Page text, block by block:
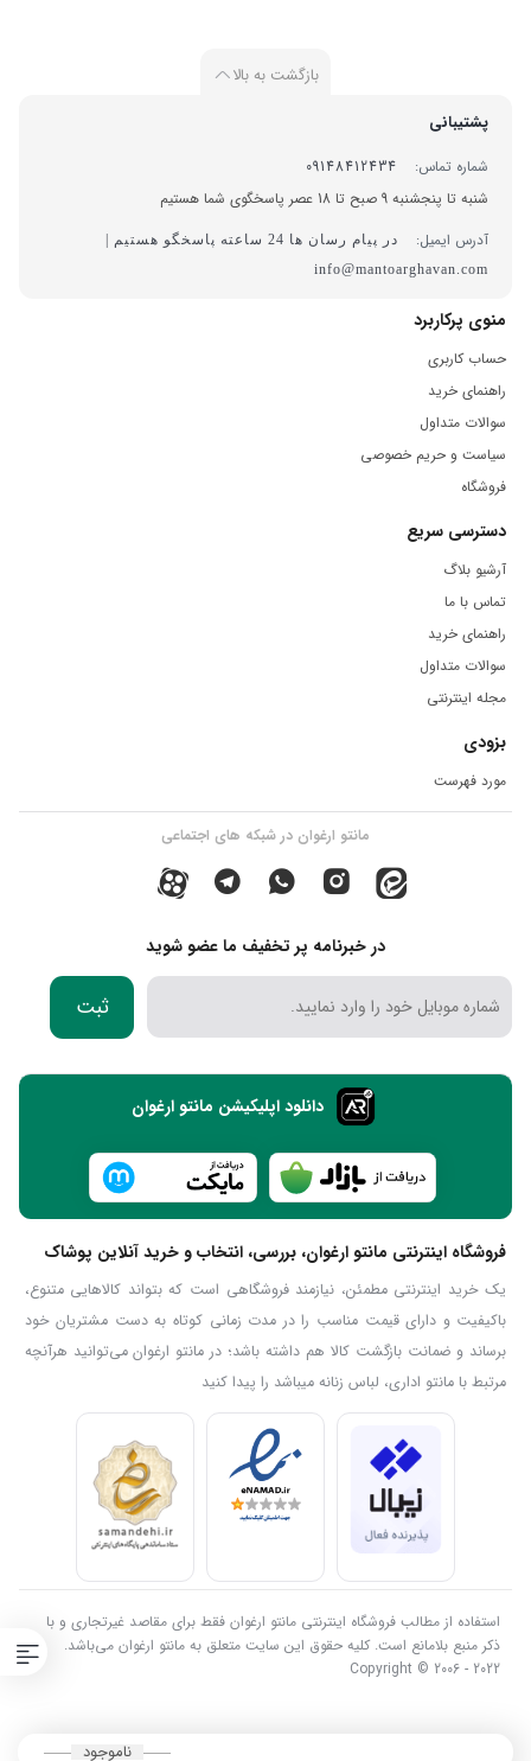
ناموجود
بازگشت به بالا
پشتیبانی
شماره تماس:
09148412434
شنبه تا پنجشنبه 9 صبح تا 18 عصر پاسخگوی شما هستیم
آدرس ایمیل:
در پیام رسان ها 24 ساعته پاسخگو هستیم |
info@mantoarghavan.com
منوی پرکاربرد
حساب کاربری
راهنمای خرید
سوالات متداول
سیاست و حریم خصوصی
فروشگاه
دسترسی سریع
آرشیو بلاگ
تماس با ما
راهنمای خرید
سوالات متداول
مجله اینترنتی
بزودی
مورد فهرست
مانتو ارغوان در شبکه های اجتماعی
در خبرنامه پر تخفیف ما عضو شوید
ثبت
دانلود اپلیکیشن مانتو ارغوان
فروشگاه اینترنتی مانتو ارغوان، بررسی، انتخاب و خرید آنلاین پوشاک
یک خرید اینترنتی مطمئن، نیازمند فروشگاهی است که بتواند کالاهایی متنوع،
باکیفیت و دارای قیمت مناسب را در مدت زمانی کوتاه به دست مشتریان خود
برساند و ضمانت بازگشت کالا هم داشته باشد؛ در مانتو ارغوان می‌توانید هرآنچه
مرتبط با مانتو اداری، لباس زنانه میباشد را پیدا کنید
استفاده از مطالب فروشگاه اینترنتی مانتو ارغوان فقط برای مقاصد غیرتجاری و با
ذکر منبع بلامانع است. کلیه حقوق این سایت متعلق به مانتو ارغوان می‌باشد.
Copyright © 2006 - 2022